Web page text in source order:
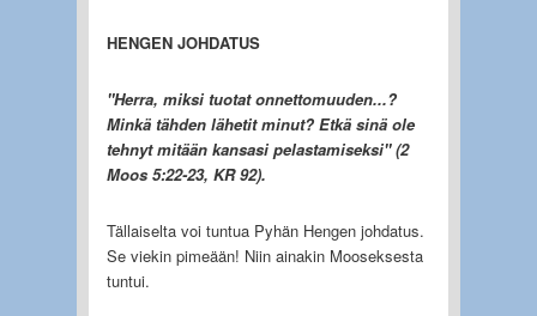
HENGEN JOHDATUS
"Herra, miksi tuotat onnettomuuden...?
Minkä tähden lähetit minut? Etkä sinä ole
tehnyt mitään kansasi pelastamiseksi" (2
Moos 5:22-23, KR 92).
Tällaiselta voi tuntua Pyhän Hengen johdatus.
Se viekin pimeään! Niin ainakin Mooseksesta
tuntui.